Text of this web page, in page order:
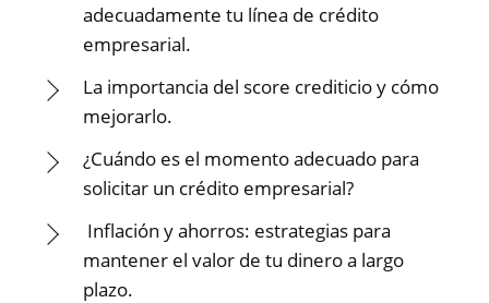
adecuadamente tu línea de crédito
empresarial.
La importancia del score crediticio y cómo
mejorarlo.
¿Cuándo es el momento adecuado para
solicitar un crédito empresarial?
Inflación y ahorros: estrategias para
mantener el valor de tu dinero a largo
plazo.